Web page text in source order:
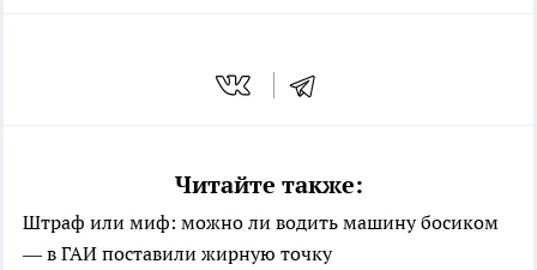
Читайте также:
Штраф или миф: можно ли водить машину босиком
— в ГАИ поставили жирную точку